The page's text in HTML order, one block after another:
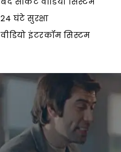
24 घंटे सुरक्षा
वीडियो इंटरकॉम सिस्टम